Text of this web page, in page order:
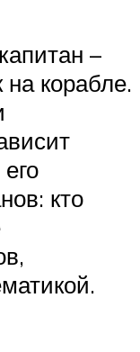
–
корабле.
кто